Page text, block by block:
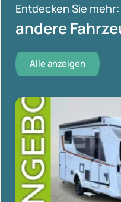
Entdecken Sie mehr:
andere
Alle anzeigen